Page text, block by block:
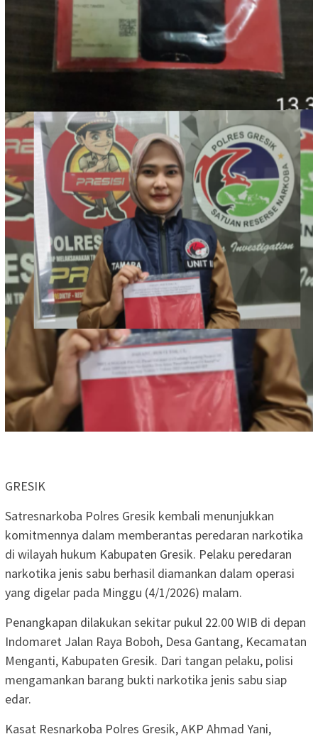
GRESIK
Satresnarkoba Polres Gresik kembali menunjukkan
komitmennya dalam memberantas peredaran narkotika
di wilayah hukum Kabupaten Gresik. Pelaku peredaran
narkotika jenis sabu berhasil diamankan dalam operasi
yang digelar pada Minggu (4/1/2026) malam.
Penangkapan dilakukan sekitar pukul 22.00 WIB di depan
Indomaret Jalan Raya Boboh, Desa Gantang, Kecamatan
Menganti, Kabupaten Gresik. Dari tangan pelaku, polisi
mengamankan barang bukti narkotika jenis sabu siap
edar.
Kasat Resnarkoba Polres Gresik, AKP Ahmad Yani,